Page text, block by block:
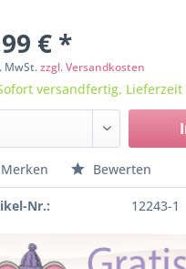
€ *
MwSt.zzgl. Versandkosten
versandfertig, Lieferzeit
Merken Bewerten
Nr.: 12243-1